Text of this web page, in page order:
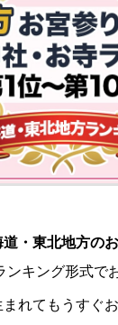
道・東北地方の
ンキング形式で
れてもうすぐ